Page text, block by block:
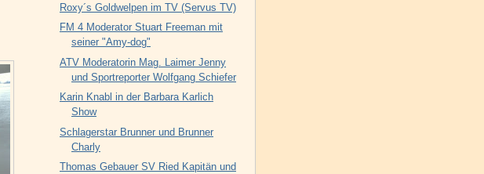
Roxy´s Goldwelpen im TV (Servus TV)
FM 4 Moderator Stuart Freeman mit
seiner "Amy-dog"
ATV Moderatorin Mag. Laimer Jenny
und Sportreporter Wolfgang Schiefer
Karin Knabl in der Barbara Karlich
Show
Schlagerstar Brunner und Brunner
Charly
Thomas Gebauer SV Ried Kapitän und